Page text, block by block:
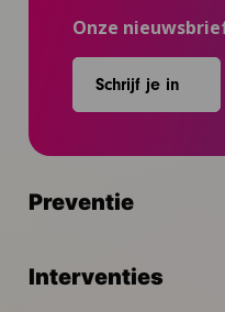
Onze
Schrijf je in
Preventie
Interventies